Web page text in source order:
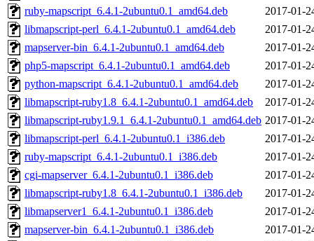
ruby-mapscript_6.4.1-2ubuntu0.1_amd64.deb
2017-01-
libmapscript-perl_6.4.1-2ubuntu0.1_amd64.deb
2017-01-
mapserver-bin_6.4.1-2ubuntu0.1_amd64.deb
2017-01-
php5-mapscript_6.4.1-2ubuntu0.1_amd64.deb
2017-01-
python-mapscript_6.4.1-2ubuntu0.1_amd64.deb
2017-01-
libmapscript-ruby1.8_6.4.1-2ubuntu0.1_amd64.deb
2017-01-
libmapscript-ruby1.9.1_6.4.1-2ubuntu0.1_amd64.deb 2017-01-
libmapscript-perl_6.4.1-2ubuntu0.1_i386.deb
2017-01-
ruby-mapscript_6.4.1-2ubuntu0.1_i386.deb
2017-01-
cgi-mapserver_6.4.1-2ubuntu0.1_i386.deb
2017-01-
libmapscript-ruby1.8_6.4.1-2ubuntu0.1_i386.deb
2017-01-
libmapserver1_6.4.1-2ubuntu0.1_i386.deb
2017-01-
mapserver-bin_6.4.1-2ubuntu0.1_i386.deb
2017-01-